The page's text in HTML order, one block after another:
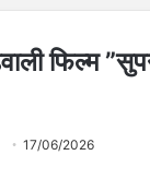
फिल्म
17/06/2026